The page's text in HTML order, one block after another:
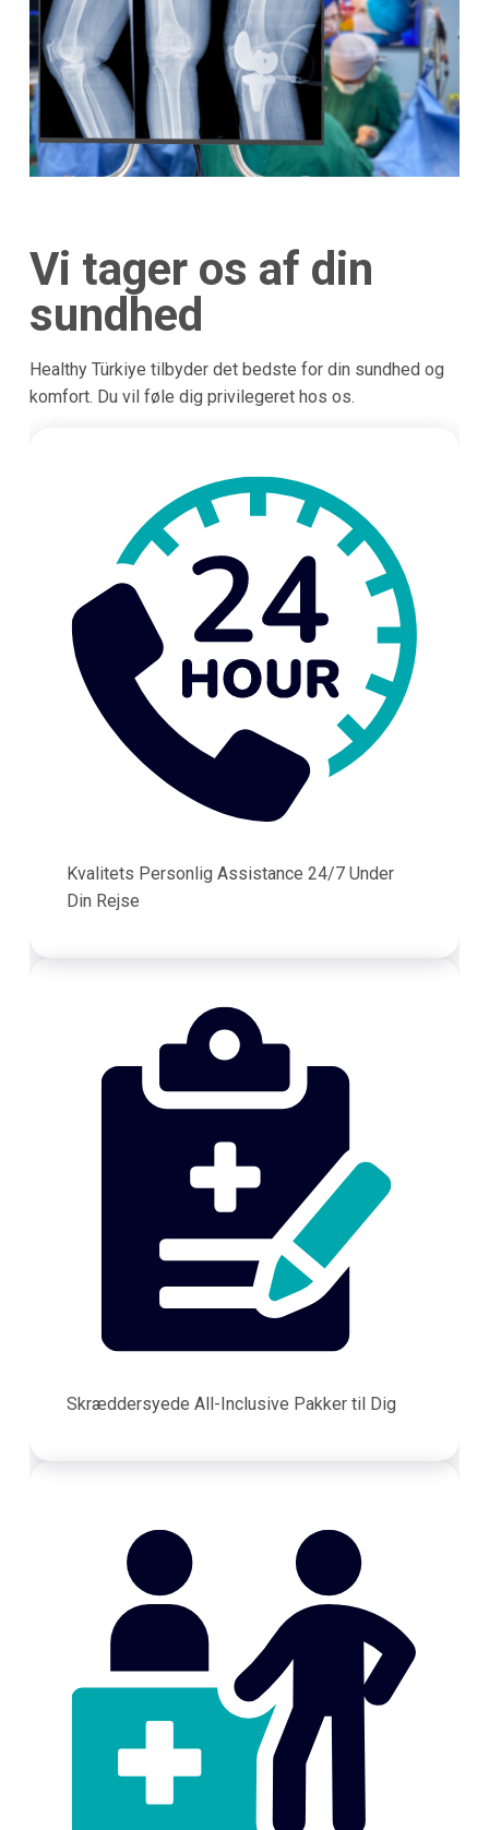
Vi tager os af din
sundhed
Healthy Türkiye tilbyder det bedste for din sundhed og
komfort. Du vil føle dig privilegeret hos os.
Kvalitets Personlig Assistance 24/7 Under
Din Rejse
Skræddersyede All-Inclusive Pakker til Dig